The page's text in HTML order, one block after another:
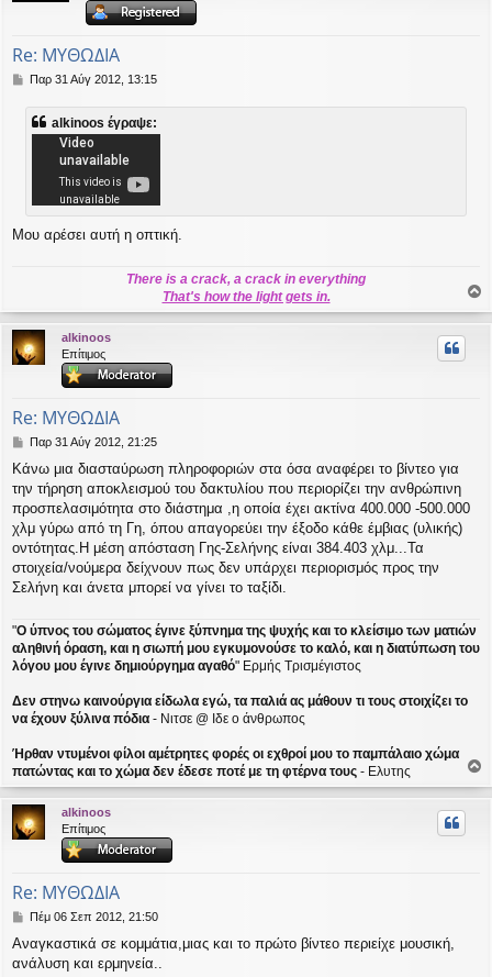
Re: ΜΥΘΩΔΙΑ
Δ
μ
Παρ 31 Αύγ 2012, 13:15
alkinoos έγραψε:
Μου αρέσει αυτή η οπτική.
There is a crack, a crack in everything
That's how the light gets in.
ρ
alkinoos
Επίτιμος
Re: ΜΥΘΩΔΙΑ
Δ
μ
ο
σ
ε
υ
σ
η
Παρ 31 Αύγ 2012, 21:25
Κάνω μια διασταύρωση πληροφοριών στα όσα αναφέρει το βίντεο για
την τήρηση αποκλεισμού του δακτυλίου που περιορίζει την ανθρώπινη
προσπελασιμότητα στο διάστημα ,η οποία έχει ακτίνα 400.000 -500.000
χλμ γύρω από τη Γη, όπου απαγορεύει την έξοδο κάθε έμβιας (υλικής)
οντότητας.Η μέση απόσταση Γης-Σελήνης είναι 384.403 χλμ...Τα
στοιχεία/νούμερα δείχνουν πως δεν υπάρχει περιορισμός προς την
Σελήνη και άνετα μπορεί να γίνει το ταξίδι.
"Ο ύπνος του σώματος έγινε ξύπνημα της ψυχής και το κλείσιμο των ματιών
αληθινή όραση, και η σιωπή μου εγκυμονούσε το καλό, και η διατύπωση του
λόγου μου έγινε δημιούργημα αγαθό" Ερμής Τρισμέγιστος
Δεν στηνω καινούργια είδωλα εγώ, τα παλιά ας μάθουν τι τους στοιχίζει το
να έχουν ξύλινα πόδια - Νιτσε @ Ιδε ο άνθρωπος
Ήρθαν ντυμένοι φίλοι αμέτρητες φορές οι εχθροί μου το παμπάλαιο χώμα
πατώντας και το χώμα δεν έδεσε ποτέ με τη φτέρνα τους - Ελυτης
ο
ρ
alkinoos
Επίτιμος
Re: ΜΥΘΩΔΙΑ
Δ
μ
ο
Πέμ 06 Σεπ 2012, 21:50
Αναγκαστικά σε κομμάτια,μιας και το πρώτο βίντεο περιείχε μουσική,
ανάλυση και ερμηνεία..